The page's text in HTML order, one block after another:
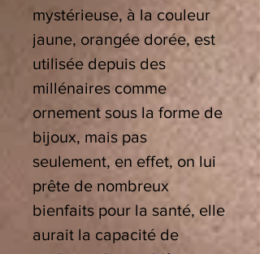
mystérieuse, à la couleur
jaune, orangée dorée, est
utilisée depuis des
millénaires comme
ornement sous la forme de
bijoux, mais pas
seulement, en effet, on lui
prête de nombreux
bienfaits pour la santé, elle
aurait la capacité de